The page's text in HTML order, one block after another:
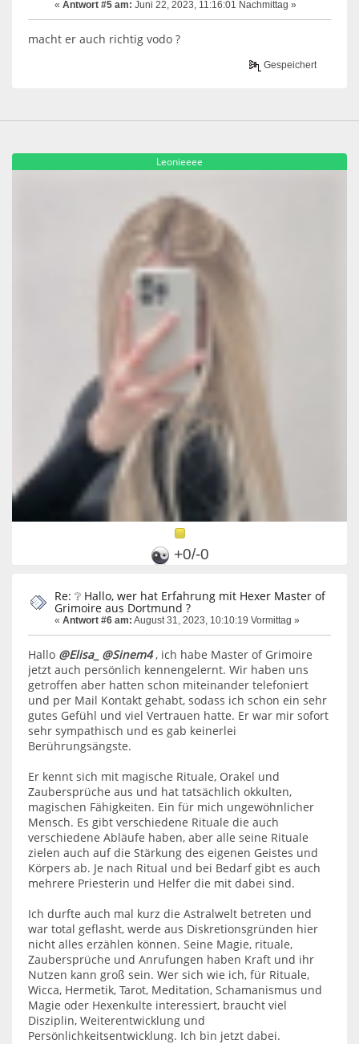
« Antwort #5 am: Juni 22, 2023, 11:16:01 Nachmittag »
macht er auch richtig vodo ?
Gespeichert
Leonieeee
+0/-0
Re: ❔ Hallo, wer hat Erfahrung mit Hexer Master of
Grimoire aus Dortmund ?
« Antwort #6 am: August 31, 2023, 10:10:19 Vormittag »
Hallo @Elisa_ @Sinem4, ich habe Master of Grimoire
jetzt auch persönlich kennengelernt. Wir haben uns
getroffen aber hatten schon miteinander telefoniert
und per Mail Kontakt gehabt, sodass ich schon ein sehr
gutes Gefühl und viel Vertrauen hatte. Er war mir sofort
sehr sympathisch und es gab keinerlei
Berührungsängste.
Er kennt sich mit magische Rituale, Orakel und
Zaubersprüche aus und hat tatsächlich okkulten,
magischen Fähigkeiten. Ein für mich ungewöhnlicher
Mensch. Es gibt verschiedene Rituale die auch
verschiedene Abläufe haben, aber alle seine Rituale
zielen auch auf die Stärkung des eigenen Geistes und
Körpers ab. Je nach Ritual und bei Bedarf gibt es auch
mehrere Priesterin und Helfer die mit dabei sind.
Ich durfte auch mal kurz die Astralwelt betreten und
war total geflasht, werde aus Diskretionsgründen hier
nicht alles erzählen können. Seine Magie, rituale,
Zaubersprüche und Anrufungen haben Kraft und ihr
Nutzen kann groß sein. Wer sich wie ich, für Rituale,
Wicca, Hermetik, Tarot, Meditation, Schamanismus und
Magie oder Hexenkulte interessiert, braucht viel
Disziplin, Weiterentwicklung und
Persönlichkeitsentwicklung. Ich bin jetzt dabei.